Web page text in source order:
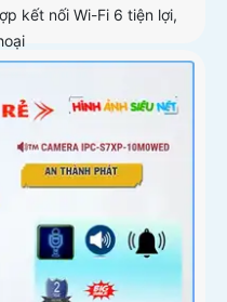
kết nối Wi-Fi 6 tiện lợi,